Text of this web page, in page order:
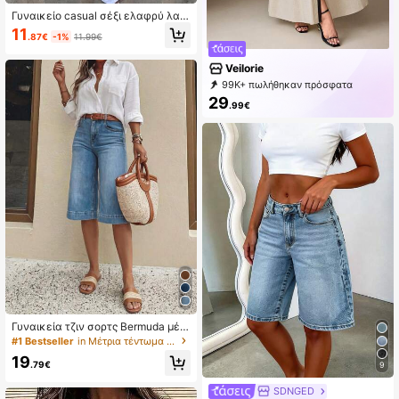
Γυναικείο casual σέξι ελαφρύ λασ
τιχένιο cover up top με λάμψη, μον
όχρωμο, με κεντυμένα ανοιχτά σχ
τελείωμα και στυλ κάπα, για καλο
καιρινές διακοπές στην παραλία,
μουσικό φεστιβάλ, εξοχική απόδρ
αση, casual street date και resort w
11.87€ -1% 11.99€
Γυναικεία τζιν σορτς Bermuda μέσ
ου πλυσίματος, με μπροστινό σχεδ
ιασμό με κουμπιά και τσέπες, ιδαν
ικά για 봄αρινές και casual καλοκ
ε αδιάκριτο στυλ
#1 Bestseller in Μέτρια τέντωμα Γυναικεία Denim Σορτς
19.79€
Veilorie
99K+ πωλήθηκαν πρόσφατα
99K+ Επαναγορά
29.99€
9
SDNGED